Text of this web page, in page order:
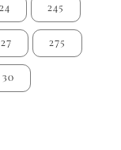
24 245
27 275
30